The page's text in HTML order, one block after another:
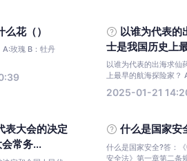
花（）
A:玫瑰 B：牡丹
以谁为代表的
士是我国历史上
以谁为代表的出海求仙
上最早的航海探险家？
2025-01-21
表大会的决定
常务...
什么是国家安
什么是国家安全?答：
安全法》第一章第二条